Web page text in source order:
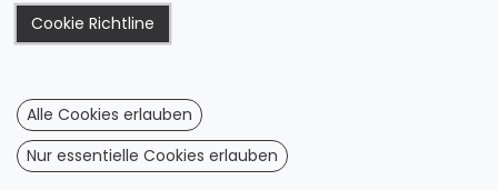
Cookie Richtline
Alle Cookies erlauben
Nur essentielle Cookies erlauben